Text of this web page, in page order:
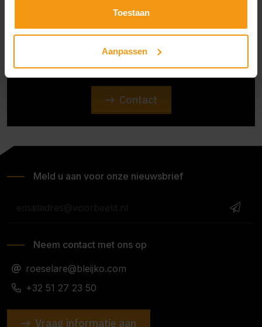
Toestaan
Aanpassen
Meer informatie?
Neem contact met ons op!
Contact
Neem contact met ons op
roeselare@bleijko.com
+32 51 27 23 50
Vraag informatie aan
Meld u aan voor onze nieuwsbrief